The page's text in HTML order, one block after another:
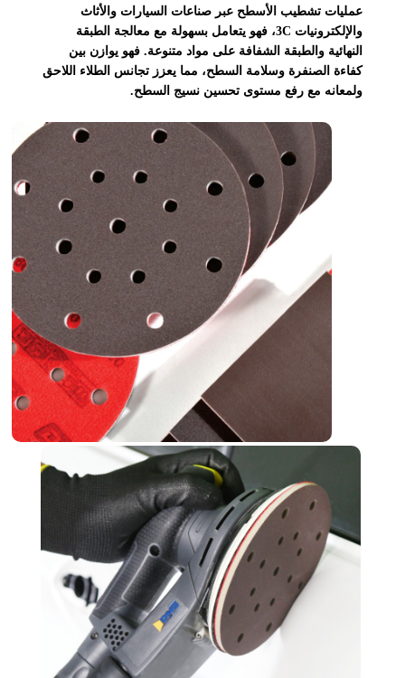
عمليات تشطيب الأسطح عبر صناعات السيارات والأثاث
والإلكترونيات 3C، فهو يتعامل بسهولة مع معالجة الطبقة
النهائية والطبقة الشفافة على مواد متنوعة. فهو يوازن بين
كفاءة الصنفرة وسلامة السطح، مما يعزز تجانس الطلاء اللاحق
ولمعانه مع رفع مستوى تحسين نسيج السطح.